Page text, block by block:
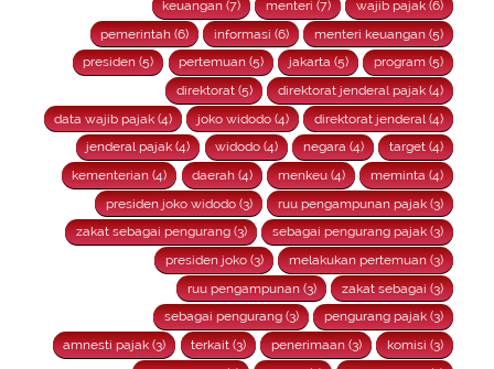
keuangan (7)
menteri (7)
wajib pajak (6)
pemerintah (6)
informasi (6)
menteri keuangan (5)
presiden (5)
pertemuan (5) jakarta (5)
program (5)
direktorat (5)
direktorat jenderal pajak (4)
data wajib pajak (4)
joko widodo (4)
direktorat jenderal (4)
jenderal pajak (4)
widodo (4) negara (4)
target (4)
kementerian (4)
daerah (4) menkeu (4)
meminta (4)
presiden joko widodo (3)
ruu pengampunan pajak (3)
zakat sebagai pengurang (3)
sebagai pengurang pajak (3)
presiden joko (3)
melakukan pertemuan (3)
ruu pengampunan (3)
zakat sebagai (3)
sebagai pengurang (3)
pengurang pajak (3)
amnesti pajak (3)
terkait (3) penerimaan (3)
komisi (3)